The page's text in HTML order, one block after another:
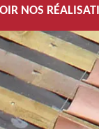
NOS